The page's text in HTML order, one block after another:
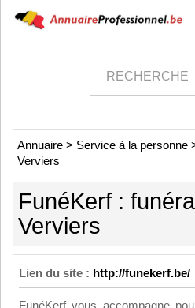
Annuaire > Service à la personne
Verviers
FunéKerf :
Verviers
Lien du site : http://funekerf.be/